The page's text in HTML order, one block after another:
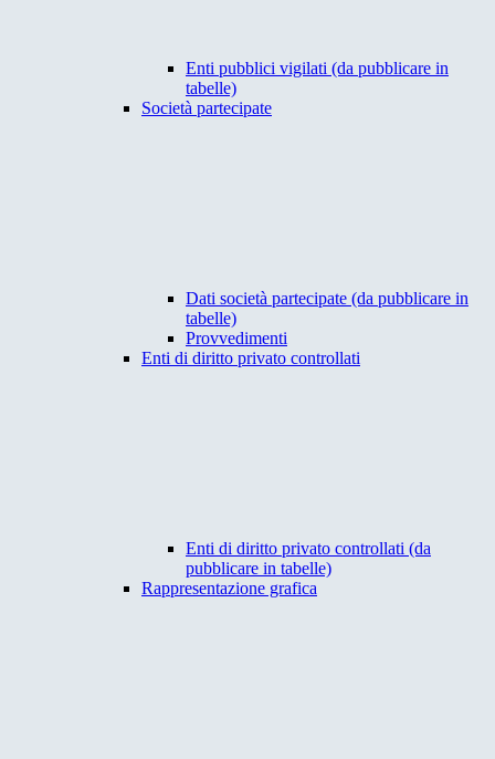
Enti pubblici vigilati (da pubblicare in
tabelle)
Società partecipate
Dati società partecipate (da pubblicare in
tabelle)
Provvedimenti
Enti di diritto privato controllati
Enti di diritto privato controllati (da
pubblicare in tabelle)
Rappresentazione grafica